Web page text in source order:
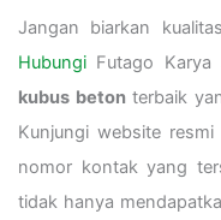
Jangan biarkan
Hubungi Futago Karya
kubus betonterbaik
Kunjungi website
nomor kontak yang
tidak hanya